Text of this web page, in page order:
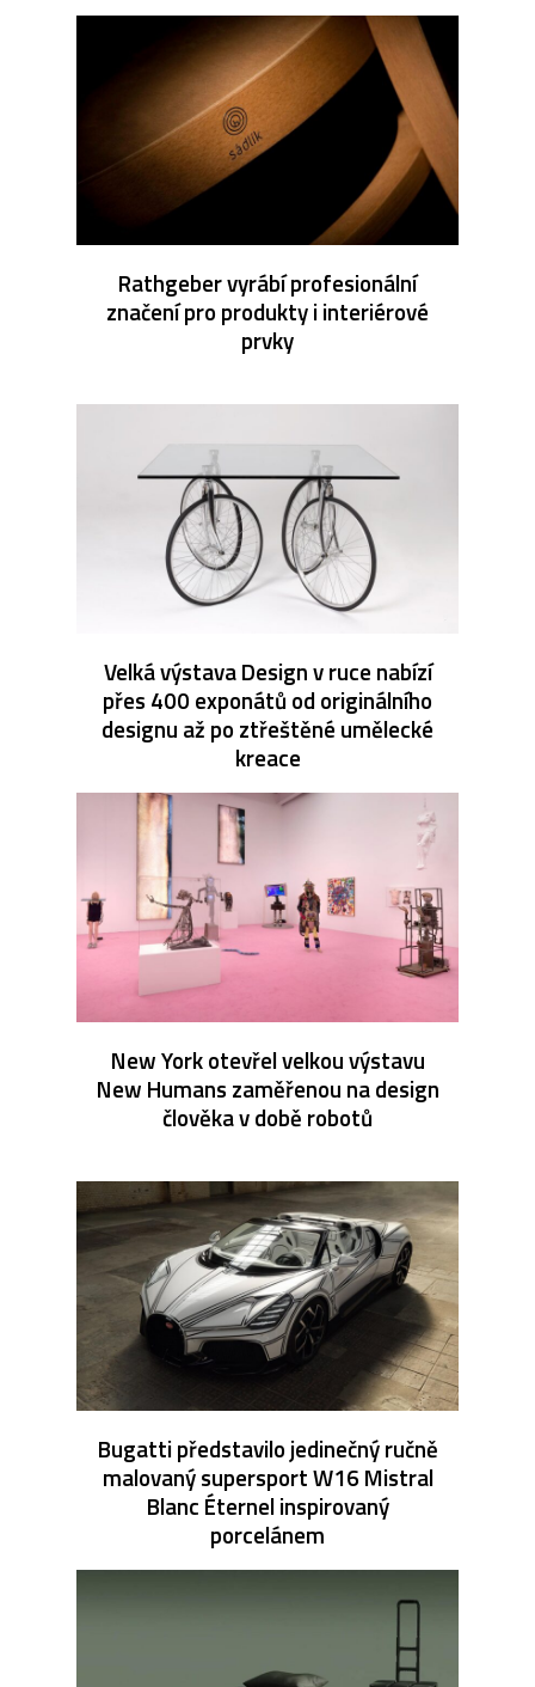
Rathgeber vyrábí profesionální
značení pro produkty i interiérové
prvky
Velká výstava Design v ruce nabízí
přes 400 exponátů od originálního
designu až po ztřeštěné umělecké
kreace
New York otevřel velkou výstavu
New Humans zaměřenou na design
člověka v době robotů
Bugatti představilo jedinečný ručně
malovaný supersport W16 Mistral
Blanc Éternel inspirovaný
porcelánem